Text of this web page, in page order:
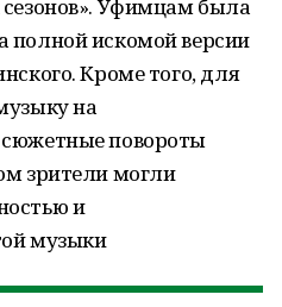
Уфимцам была
полной искомой версии
Кроме того, для
на
повороты
зрители могли
и
музыки